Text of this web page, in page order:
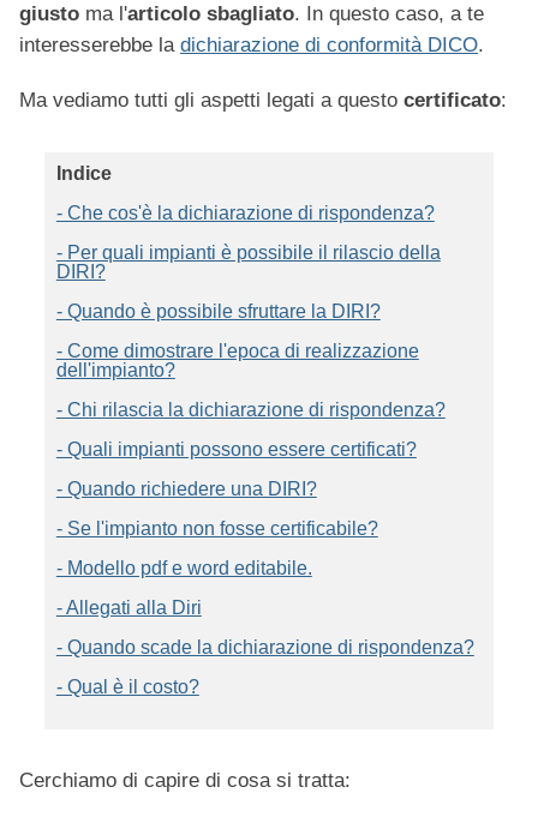
giusto ma l'articolo sbagliato. In questo caso, a te
interesserebbe la dichiarazione di conformità DICO.
Ma vediamo tutti gli aspetti legati a questo certificato:
Indice
- Che cos'è la dichiarazione di rispondenza?
- Per quali impianti è possibile il rilascio della
DIRI?
- Quando è possibile sfruttare la DIRI?
- Come dimostrare l'epoca di realizzazione
dell'impianto?
- Chi rilascia la dichiarazione di rispondenza?
- Quali impianti possono essere certificati?
- Quando richiedere una DIRI?
- Se l'impianto non fosse certificabile?
- Modello pdf e word editabile.
- Allegati alla Diri
- Quando scade la dichiarazione di rispondenza?
- Qual è il costo?
Cerchiamo di capire di cosa si tratta: